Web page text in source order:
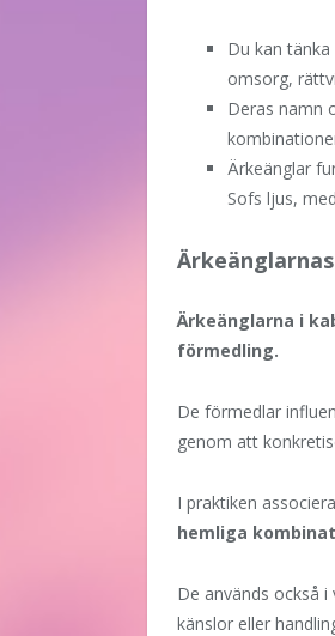
Du kan
omsorg,
Deras namn
Ärkeänglar
Sofs ljus,
Ärkeänglarna i
förmedling.
De förmedlar
genom att
I praktiken
hemliga
De används också
känslor eller